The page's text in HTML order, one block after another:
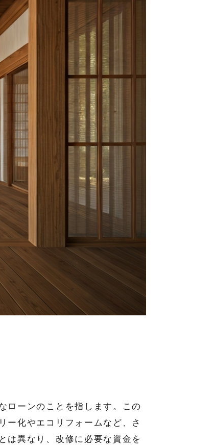
ローンのことを指します。この
ー化やエコリフォームなど、さ
は異なり、改修に必要な資金を